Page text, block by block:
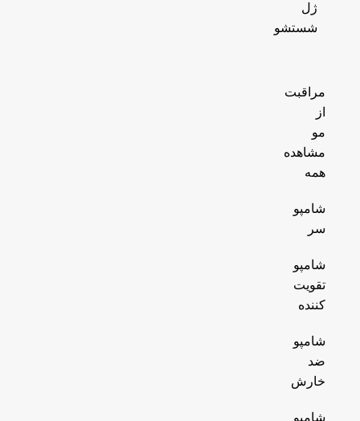
ژل
شستشو
مراقبت
از
مو
مشاهده
همه
شامپو
سر
شامپو
تقویت
کننده
شامپو
ضد
خارش
شامپو